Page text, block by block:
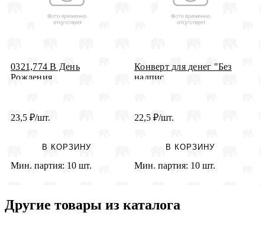
0321,774 В День
Рождения
23,5 ₽/шт.
В КОРЗИНУ
Мин. партия: 10 шт.
Конверт для денег "Без
надпис...
22,5 ₽/шт.
В КОРЗИНУ
Мин. партия: 10 шт.
Другие товары из каталога